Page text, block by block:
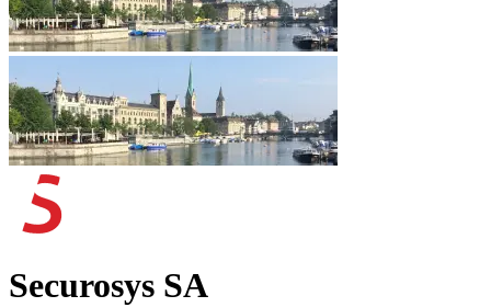
Securosys SA